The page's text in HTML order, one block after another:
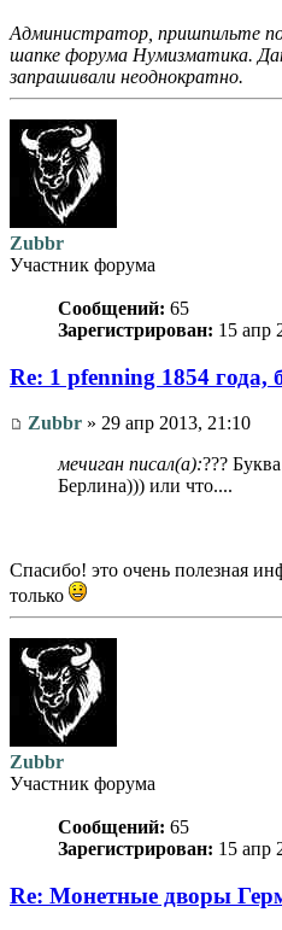
Администратор, пришпильте
шапке форума Нумизматика.
запрашивали неоднократно.
Zubbr
Участник форума
Сообщений: 65
Зарегистрирован: 15 апр
Re: 1 pfenning 1854 года,
Zubbr » 29 апр 2013, 21:10
мечиган писал(а):???
Берлина))) или что....
Спасибо! это очень полезная
только
Zubbr
Участник форума
Сообщений: 65
Зарегистрирован: 15 апр
Re: Монетные дворы